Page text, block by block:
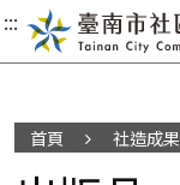
:::
:::
:::
首頁 社造成果